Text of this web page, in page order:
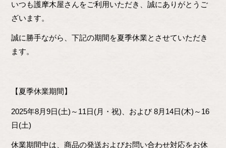
いつも護摩木屋さんをご利用いただき、誠にありがとうご
ざいます。
誠に勝手ながら、下記の期間を夏季休業とさせていただき
ます。
【夏季休業期間】
2025年8月9日(土)～11日(月・祝)、および 8月14日(木)～16
日(土)
休業期間中は、商品の発送およびお問い合わせ対応をお休